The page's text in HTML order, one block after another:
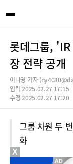
롯데그룹,
장 전략 공개
이나영 기자
입력 2025.02.27 17:15
수정 2025.02.27 17:20
그룹 차원 두
화
X